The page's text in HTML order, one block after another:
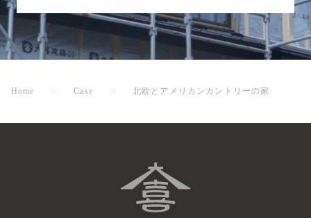
Home Case ​北欧とアメリカンカントリーの家